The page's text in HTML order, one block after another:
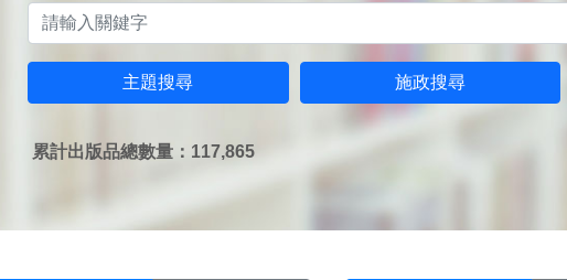
主題搜尋 施政搜尋
累計出版品總數量：117,865